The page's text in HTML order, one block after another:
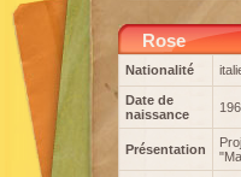
Rose
Nationalité
Date de
naissance
Présentation